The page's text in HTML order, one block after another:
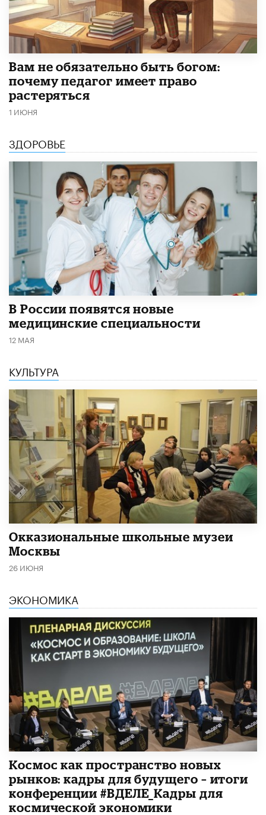
​Вам не обязательно быть богом:
почему педагог имеет право
растеряться
1 ИЮНЯ
ЗДОРОВЬЕ
В России появятся новые
медицинские специальности
12 МАЯ
КУЛЬТУРА
​Окказиональные школьные музеи
Москвы
26 ИЮНЯ
ЭКОНОМИКА
Космос как пространство новых
рынков: кадры для будущего – итоги
конференции #ВДЕЛЕ_Кадры для
космической экономики